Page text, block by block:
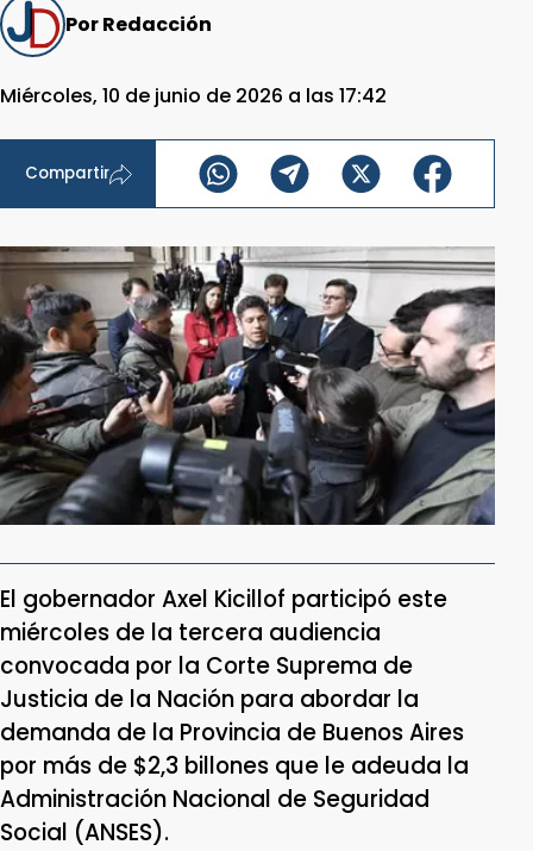
Por Redacción
Miércoles, 10 de junio de 2026 a las 17:42
Compartir
El gobernador Axel Kicillof participó este
miércoles de la tercera audiencia
convocada por la Corte Suprema de
Justicia de la Nación para abordar la
demanda de la Provincia de Buenos Aires
por más de $2,3 billones que le adeuda la
Administración Nacional de Seguridad
Social (ANSES).